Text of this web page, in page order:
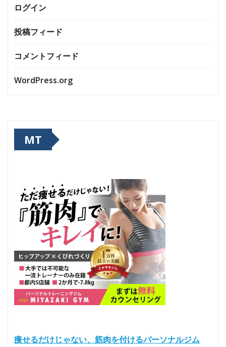
ログイン
投稿フィード
コメントフィード
WordPress.org
MT
痩せるだけじゃない、筋肉を付けるパーソナルジム